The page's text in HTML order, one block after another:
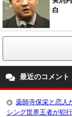
白
最近のコメント
薬師寺保栄と恋人
シング世界王者が犯